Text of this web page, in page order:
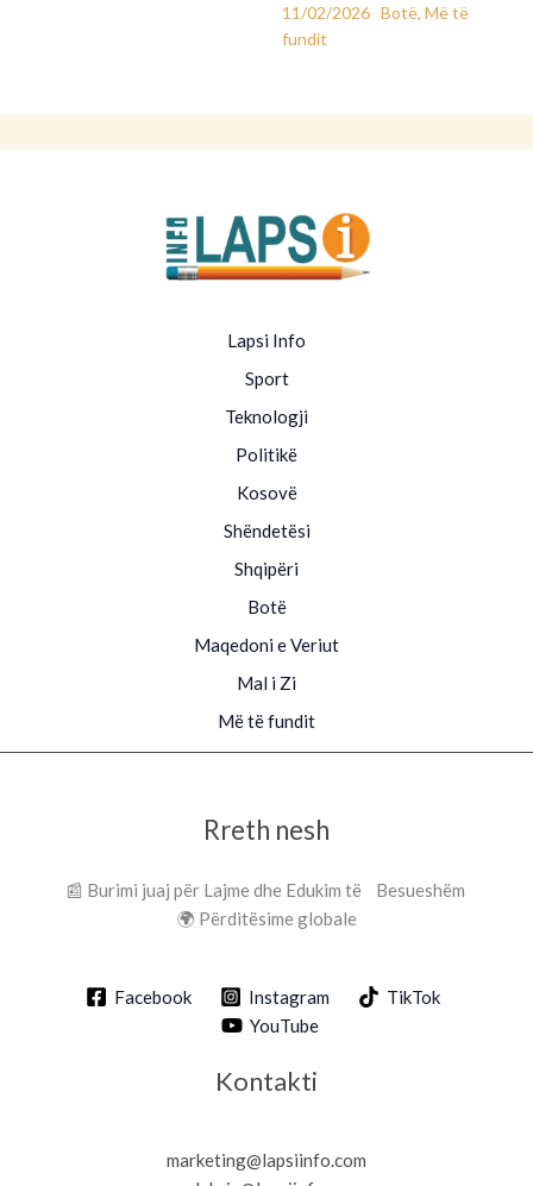
11/02/2026 Botë, Më të
fundit
Lapsi Info
Sport
Teknologji
Politikë
Kosovë
Shëndetësi
Shqipëri
Botë
Maqedoni e Veriut
Mal i Zi
Më të fundit
Rreth nesh
📰 Burimi juaj për Lajme dhe Edukim të Besueshëm
🌍 Përditësime globale
Facebook Instagram
TikTok
YouTube
Kontakti
marketing@lapsiinfo.com